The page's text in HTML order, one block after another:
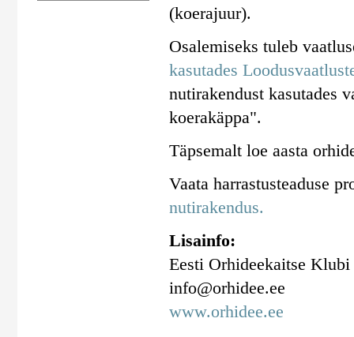
(koerajuur).
Osalemiseks tuleb
kasutades
nutirakendust kasutades
koerakäppa".
Täpsemalt loe aasta
Vaata harrastusteaduse
nutirakendus.
Lisainfo:
Eesti Orhideekaitse Klubi
info@orhidee.ee
www.orhidee.ee